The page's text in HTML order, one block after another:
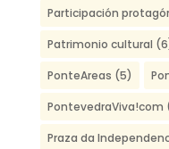
Participación
Patrimonio cultural
PonteAreas (5)
PontevedraViva!com
Praza da